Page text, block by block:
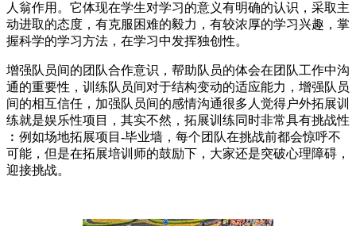
人翁作用。它体现在学生对学习的意义有明确的认识，采取主
动进取的态度，有克服困难的毅力，有较浓厚的学习兴趣，掌
握科学的学习方法，在学习中发挥独创性。
增强队员间的团队合作意识，帮助队员的体会在团队工作中沟
通的重要性，训练队员间对于结构变动的适应能力，增强队员
间的相互信任，加强队员间的感情沟通很多人觉得户外拓展训
练就是娱乐性项目，其实不然，拓展训练同时非常具有挑战性
︰例如场地拓展项目-毕业墙，每个团队在挑战前都会惊呼不
可能，但是在拓展培训师的鼓励下，大家还是突破心理障碍，
迎接挑战。